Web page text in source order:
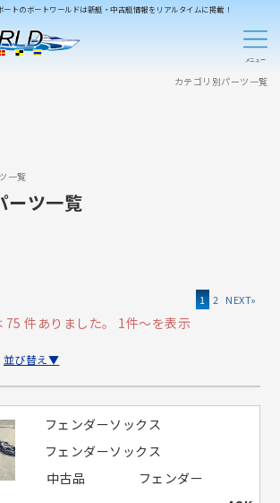
トのボートワールドは新艇・中古艇情報をリアルタイムに掲載！
カテゴリ別パーツ一覧
一覧
ーツ一覧
1 2 »
件ありました。 1件～を表示
並び替え▼
フェンダーソックス
フェンダーソックス
中古品
フェンダー